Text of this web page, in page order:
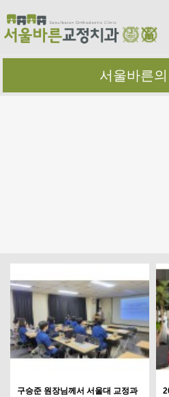
서울바른
구승준 원장님께서 서울대 교정과